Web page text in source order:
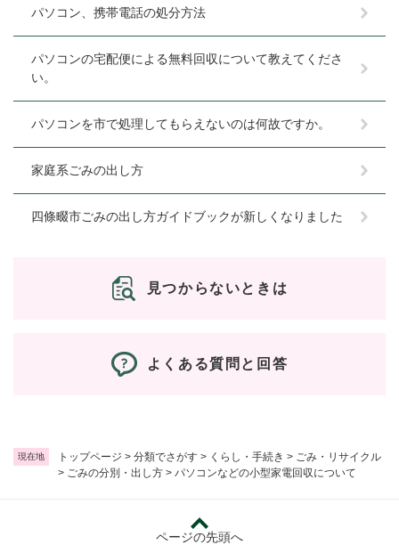
現在地 トップページ > 分類でさがす > くらし・手続き > ごみ・リサイクル
> ごみの分別・出し方 > パソコンなどの小型家電回収について
パソコン、携帯電話の処分方法
パソコンの宅配便による無料回収について教えてくださ
い。
パソコンを市で処理してもらえないのは何故ですか。
家庭系ごみの出し方
四條畷市ごみの出し方ガイドブックが新しくなりました
見つからないときは
よくある質問と回答
ページの先頭へ